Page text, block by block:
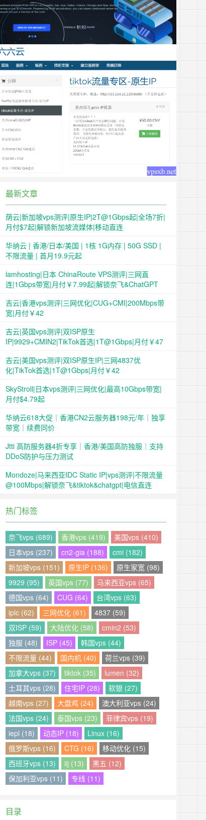
最新文章
荫云|新加坡vps测评|原生IP|2T@1Gbps起|全场7折|
月付$7起|解锁新加坡流媒体|移动直连
华纳云 | 香港/日本/美国 | 1核 1G内存 | 50G SSD |
不限流量 | 首月19.9元起
lamhosting|日本 ChinaRoute VPS测评|三网直
连|1Gbps带宽|月付￥7.99起|解锁奈飞&ChatGPT
吉云|香港vps测评|三网优化|CUG+CMI|200Mbps带
宽|月付￥42
吉云|英国vps测评|双ISP原生
IP|9929+CMIN2|TikTok首选|1T@1Gbps|月付￥47
吉云|美国vps测评|双ISP原生IP|三网4837优
化|TikTok首选|1T@1Gbps|月付￥42
SkyStroll|日本vps测评|三网优化|最高10Gbps带宽|
月付$4.79起
华纳云618大促｜香港CN2云服务器198元/年｜独享
带宽｜续费同价
Jtti 高防服务器4折专享｜香港/美国高防独服｜支持
DDoS防护与压力测试
Mondoze|马来西亚IDC Static IP|vps测评|不限流量
@100Mbps|解锁奈飞&tiktok&chatgpt|电信直连
热门标签
奈飞vps (689) 香港vps (419)
美国vps (410)
日本vps (237)
cn2-gia (188)
cmi (182)
新加坡vps (151)
原生IP (136)
原生家宽 (98)
9929 (95)
英国vps (77)
马来西亚vps (65)
德国vps (64)
CUG (64)
台湾vps (63)
iplc (62)
三网优化 (61)
4837 (59)
双ISP (59)
大陆优化 (58)
cmin2 (53)
独服 (48)
ISP (45)
韩国vps (44)
不限流量 (44)
国内机 (40)
荷兰vps (39)
加拿大vps (37)
tiktok (35)
lumen (32)
土耳其vps (28)
住宅IP (28)
软银 (27)
越南vps (27)
大盘鸡 (24)
澳大利亚vps (24)
法国vps (24)
泰国vps (23)
菲律宾vps (19)
iepl (18)
动态IP (18)
Linux (16)
俄罗斯vps (16)
CTG (16)
移动优化 (15)
西班牙vps (13)
iij (13)
黑五 (12)
保加利亚vps (11)
专线 (11)
目录